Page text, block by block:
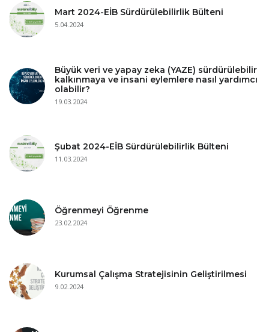
Mart 2024-EİB Sürdürülebilirlik Bülteni
5.04.2024
Büyük veri ve yapay zeka (YAZE) sürdürülebilir
kalkınmaya ve insani eylemlere nasıl yardımcı
olabilir?
19.03.2024
Şubat 2024-EİB Sürdürülebilirlik Bülteni
11.03.2024
Öğrenmeyi Öğrenme
23.02.2024
Kurumsal Çalışma Stratejisinin Geliştirilmesi
9.02.2024